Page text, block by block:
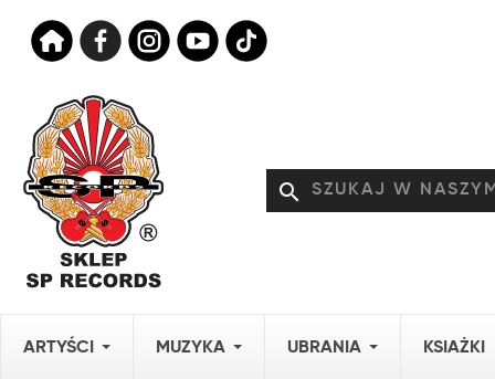
search
ARTYŚCI MUZYKA UBRANIA KSIAŻKI